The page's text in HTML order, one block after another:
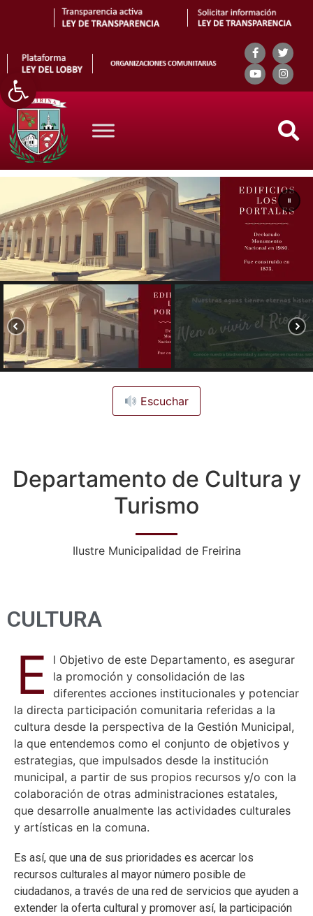
Abrir barra de herramientas
Search
Escuchar
Departamento de Cultura y
Turismo
Ilustre Municipalidad de Freirina
CULTURA
E
l Objetivo de este Departamento, es asegurar
la promoción y consolidación de las
diferentes acciones institucionales y potenciar
la directa participación comunitaria referidas a la
cultura desde la perspectiva de la Gestión Municipal,
la que entendemos como el conjunto de objetivos y
estrategias, que impulsados desde la institución
municipal, a partir de sus propios recursos y/o con la
colaboración de otras administraciones estatales,
que desarrolle anualmente las actividades culturales
y artísticas en la comuna.
Es así, que una de sus prioridades es acercar los
recursos culturales al mayor número posible de
ciudadanos, a través de una red de servicios que ayuden a
extender la oferta cultural y promover así, la participación